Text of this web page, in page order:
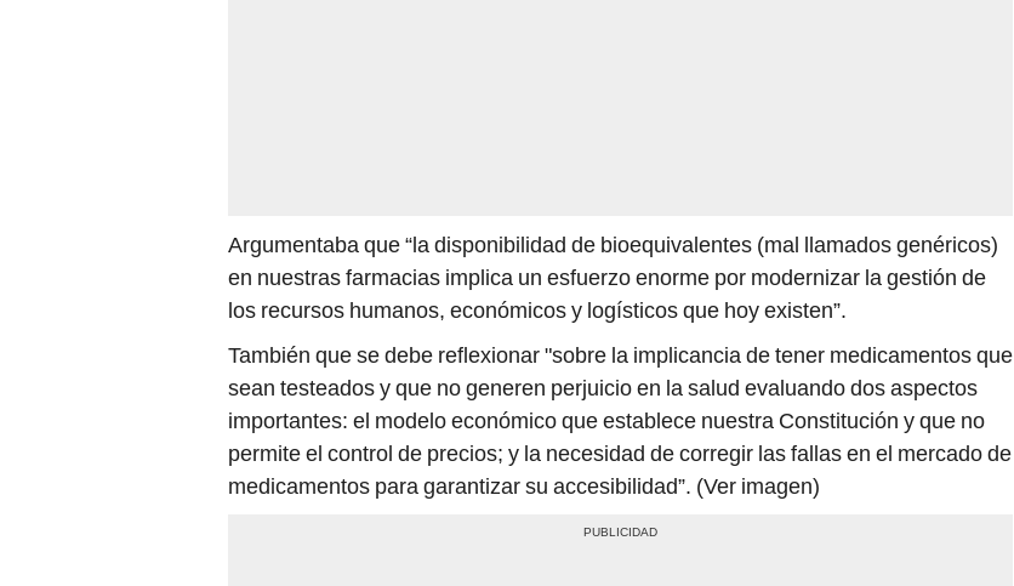
Argumentaba que “la disponibilidad de bioequivalentes (mal llamados genéricos)
en nuestras farmacias implica un esfuerzo enorme por modernizar la gestión de
los recursos humanos, económicos y logísticos que hoy existen”.
También que se debe reflexionar "sobre la implicancia de tener medicamentos que
sean testeados y que no generen perjuicio en la salud evaluando dos aspectos
importantes: el modelo económico que establece nuestra Constitución y que no
permite el control de precios; y la necesidad de corregir las fallas en el mercado de
medicamentos para garantizar su accesibilidad”. (Ver imagen)